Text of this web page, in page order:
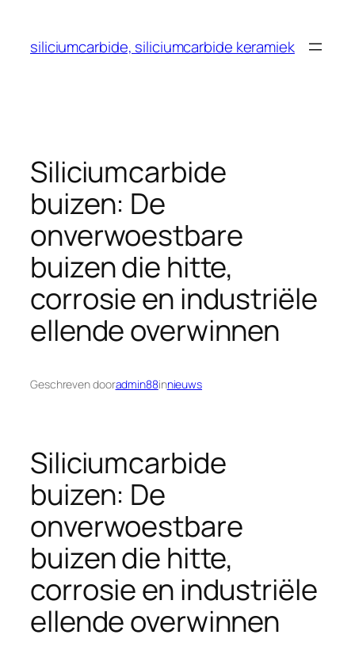
siliciumcarbide, siliciumcarbide keramiek
Siliciumcarbide
buizen: De
onverwoestbare
buizen die hitte,
corrosie en industriële
ellende overwinnen
Geschreven dooradmin88innieuws
Siliciumcarbide
buizen: De
onverwoestbare
buizen die hitte,
corrosie en industriële
ellende overwinnen